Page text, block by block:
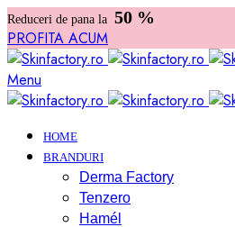
Reduceri de pana la 50 %
PROFITA ACUM
Menu
HOME
BRANDURI
Derma Factory
Tenzero
Hamél